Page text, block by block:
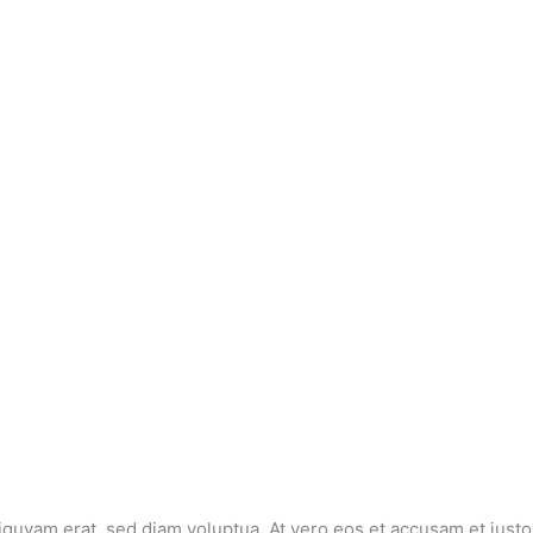
erat, sed diam voluptua. At vero eos et accusam et justo